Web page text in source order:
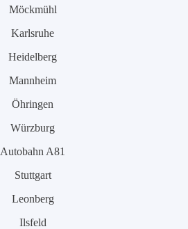
Möckmühl
Karlsruhe
Heidelberg
Mannheim
Öhringen
Würzburg
Autobahn A81
Stuttgart
Leonberg
Ilsfeld